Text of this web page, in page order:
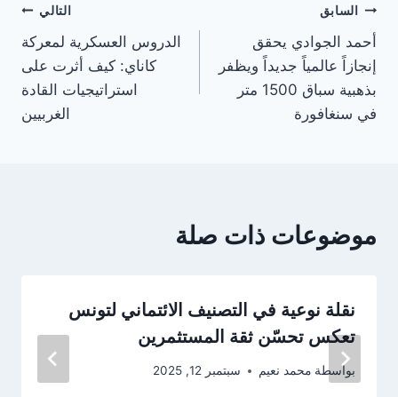
تصفّح
المقالات
السابق
أحمد الجوادي يحقق
إنجازاً عالمياً جديداً ويظفر
بذهبية سباق 1500 متر
في سنغافورة
التالي
الدروس العسكرية لمعركة
كاناي: كيف أثرت على
استراتيجيات القادة
الغربيين
موضوعات ذات صلة
نقلة نوعية في التصنيف الائتماني لتونس
تعكس تحسّن ثقة المستثمرين
بواسطة محمد نعيم سبتمبر 12, 2025